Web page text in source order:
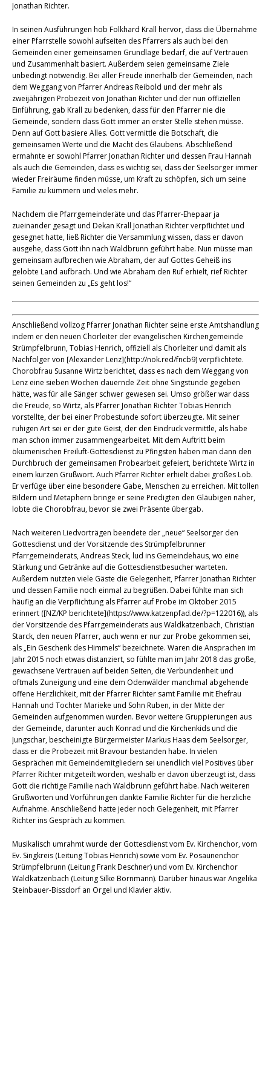
Jonathan Richter.
In seinen Ausführungen hob Folkhard Krall hervor, dass die Übernahme
einer Pfarrstelle sowohl aufseiten des Pfarrers als auch bei den
Gemeinden einer gemeinsamen Grundlage bedarf, die auf Vertrauen
und Zusammenhalt basiert. Außerdem seien gemeinsame Ziele
unbedingt notwendig. Bei aller Freude innerhalb der Gemeinden, nach
dem Weggang von Pfarrer Andreas Reibold und der mehr als
zweijährigen Probezeit von Jonathan Richter und der nun offiziellen
Einführung, gab Krall zu bedenken, dass für den Pfarrer nie die
Gemeinde, sondern dass Gott immer an erster Stelle stehen müsse.
Denn auf Gott basiere Alles. Gott vermittle die Botschaft, die
gemeinsamen Werte und die Macht des Glaubens. Abschließend
ermahnte er sowohl Pfarrer Jonathan Richter und dessen Frau Hannah
als auch die Gemeinden, dass es wichtig sei, dass der Seelsorger immer
wieder Freiräume finden müsse, um Kraft zu schöpfen, sich um seine
Familie zu kümmern und vieles mehr.
Nachdem die Pfarrgemeinderäte und das Pfarrer-Ehepaar ja
zueinander gesagt und Dekan Krall Jonathan Richter verpflichtet und
gesegnet hatte, ließ Richter die Versammlung wissen, dass er davon
ausgehe, dass Gott ihn nach Waldbrunn geführt habe. Nun müsse man
gemeinsam aufbrechen wie Abraham, der auf Gottes Geheiß ins
gelobte Land aufbrach. Und wie Abraham den Ruf erhielt, rief Richter
seinen Gemeinden zu „Es geht los!“
Anschließend vollzog Pfarrer Jonathan Richter seine erste Amtshandlung
indem er den neuen Chorleiter der evangelischen Kirchengemeinde
Strümpfelbrunn, Tobias Henrich, offiziell als Chorleiter und damit als
Nachfolger von [Alexander Lenz](http://nok.red/fncb9) verpflichtete.
Chorobfrau Susanne Wirtz berichtet, dass es nach dem Weggang von
Lenz eine sieben Wochen dauernde Zeit ohne Singstunde gegeben
hätte, was für alle Sänger schwer gewesen sei. Umso größer war dass
die Freude, so Wirtz, als Pfarrer Jonathan Richter Tobias Henrich
vorstellte, der bei einer Probestunde sofort überzeugte. Mit seiner
ruhigen Art sei er der gute Geist, der den Eindruck vermittle, als habe
man schon immer zusammengearbeitet. Mit dem Auftritt beim
ökumenischen Freiluft-Gottesdienst zu Pfingsten haben man dann den
Durchbruch der gemeinsamen Probearbeit gefeiert, berichtete Wirtz in
einem kurzen Grußwort. Auch Pfarrer Richter erhielt dabei großes Lob.
Er verfüge über eine besondere Gabe, Menschen zu erreichen. Mit tollen
Bildern und Metaphern bringe er seine Predigten den Gläubigen näher,
lobte die Chorobfrau, bevor sie zwei Präsente übergab.
Nach weiteren Liedvorträgen beendete der „neue“ Seelsorger den
Gottesdienst und der Vorsitzende des Strümpfelbrunner
Pfarrgemeinderats, Andreas Steck, lud ins Gemeindehaus, wo eine
Stärkung und Getränke auf die Gottesdienstbesucher warteten.
Außerdem nutzten viele Gäste die Gelegenheit, Pfarrer Jonathan Richter
und dessen Familie noch einmal zu begrüßen. Dabei fühlte man sich
häufig an die Verpflichtung als Pfarrer auf Probe im Oktober 2015
erinnert ([NZ/KP berichtete](https://www.katzenpfad.de/?p=122016)), als
der Vorsitzende des Pfarrgemeinderats aus Waldkatzenbach, Christian
Starck, den neuen Pfarrer, auch wenn er nur zur Probe gekommen sei,
als „Ein Geschenk des Himmels“ bezeichnete. Waren die Ansprachen im
Jahr 2015 noch etwas distanziert, so fühlte man im Jahr 2018 das große,
gewachsene Vertrauen auf beiden Seiten, die Verbundenheit und
oftmals Zuneigung und eine dem Odenwälder manchmal abgehende
offene Herzlichkeit, mit der Pfarrer Richter samt Familie mit Ehefrau
Hannah und Tochter Marieke und Sohn Ruben, in der Mitte der
Gemeinden aufgenommen wurden. Bevor weitere Gruppierungen aus
der Gemeinde, darunter auch Konrad und die Kirchenkids und die
Jungschar, bescheinigte Bürgermeister Markus Haas dem Seelsorger,
dass er die Probezeit mit Bravour bestanden habe. In vielen
Gesprächen mit Gemeindemitgliedern sei unendlich viel Positives über
Pfarrer Richter mitgeteilt worden, weshalb er davon überzeugt ist, dass
Gott die richtige Familie nach Waldbrunn geführt habe. Nach weiteren
Grußworten und Vorführungen dankte Familie Richter für die herzliche
Aufnahme. Anschließend hatte jeder noch Gelegenheit, mit Pfarrer
Richter ins Gespräch zu kommen.
Musikalisch umrahmt wurde der Gottesdienst vom Ev. Kirchenchor, vom
Ev. Singkreis (Leitung Tobias Henrich) sowie vom Ev. Posaunenchor
Strümpfelbrunn (Leitung Frank Deschner) und vom Ev. Kirchenchor
Waldkatzenbach (Leitung Silke Bornmann). Darüber hinaus war Angelika
Steinbauer-Bissdorf an Orgel und Klavier aktiv.